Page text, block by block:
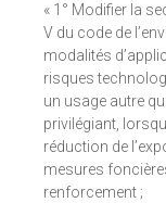
« 1° Modifier la
V du code de
modalités
risques
un usage autre
privilégiant,
réduction de
mesures
renforcement ;